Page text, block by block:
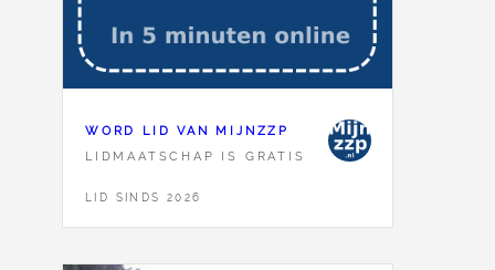
WORD LID VAN MIJNZZP
LIDMAATSCHAP IS GRATIS
LID SINDS 2026